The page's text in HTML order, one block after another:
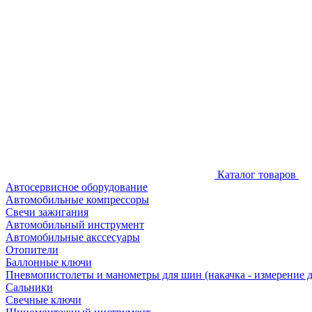
Каталог товаров
Автосервисное оборудование
Автомобильные компрессоры
Свечи зажигания
Автомобильный инструмент
Автомобильные акссесуары
Отопители
Баллонные ключи
Пневмопистолеты и манометры для шин (накачка - измерение
Сальники
Свечные ключи